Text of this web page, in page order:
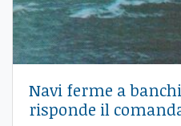
Navi ferme a
risponde il